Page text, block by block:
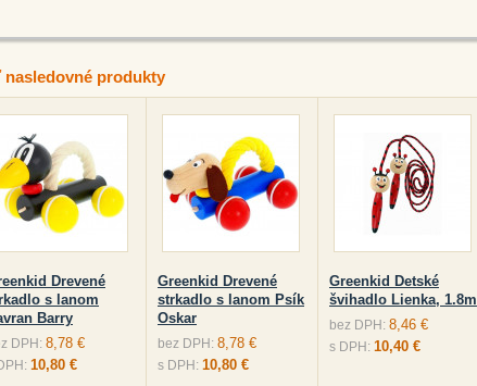
produkty
Drevené
s lanom
Barry
DPH: 8,78 €
10,80 €
Greenkid Drevené
strkadlo s lanom Psík
Oskar
bez DPH: 8,78 €
s DPH: 10,80 €
Greenkid Detské
švihadlo Lienka, 1.8m
bez DPH: 8,46 €
s DPH: 10,40 €